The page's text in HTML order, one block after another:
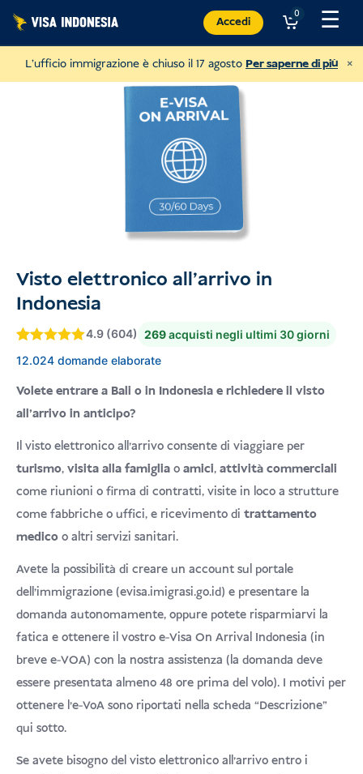
Vai
contenuto
Accedi
0 ☰
L'ufficio immigrazione è chiuso il 17 agosto Per saperne di più ×
Visto elettronico all'arrivo in
Indonesia
Valutato 4.9
su 5 su
4.9
recensioni
4.9 (604) 269acquisti negli ultimi 30 giorni
12.024 domande elaborate
Volete entrare a Bali o in Indonesia e richiedere il visto
all'arrivo in anticipo?
Il visto elettronico all'arrivo consente di viaggiare per
turismo, visita alla famiglia o amici, attività commerciali
come riunioni o firma di contratti, visite in loco a strutture
come fabbriche o uffici, e ricevimento di trattamento
medico o altri servizi sanitari.
Avete la possibilità di creare un account sul portale
dell'immigrazione (evisa.imigrasi.go.id) e presentare la
domanda autonomamente, oppure potete risparmiarvi la
fatica e ottenere il vostro e-Visa On Arrival Indonesia (in
breve e-VOA) con la nostra assistenza (la domanda deve
essere presentata almeno 48 ore prima del volo). I motivi per
ottenere l'e-VoA sono riportati nella scheda “Descrizione”
qui sotto.
Se avete bisogno del visto elettronico all'arrivo entro i